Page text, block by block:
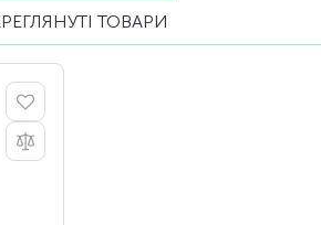
ТОВАРИ